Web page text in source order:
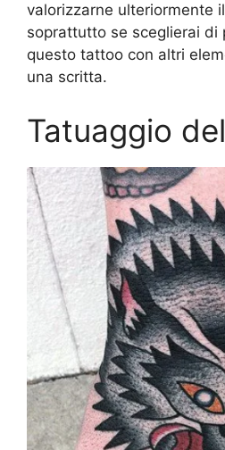
valorizzarne ulteriormente
soprattutto se sceglierai di
questo tattoo con altri
una scritta.
Tatuaggio